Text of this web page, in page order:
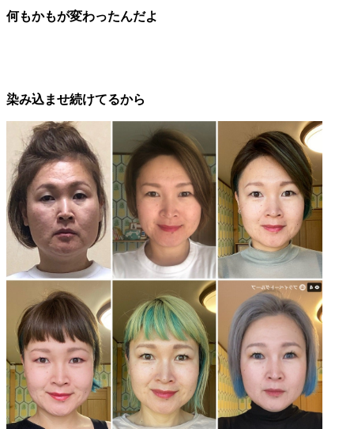
何もかもが変わったんだよ
染み込ませ続けてるから